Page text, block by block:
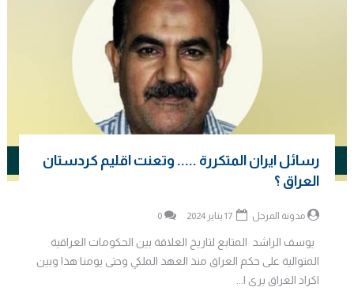
رسائل ايران المتكررة ..... وتعنت اقليم كردستان
العراق ؟
مدونة المرجل 0
يوسف الراشد المتابع لتاريخ العلاقة بين الحكومات العراقية
المتوالية على حكم العراق منذ العهد الملكي وحتى يومنا هذا وبين
اكراد العراق يرى ا...